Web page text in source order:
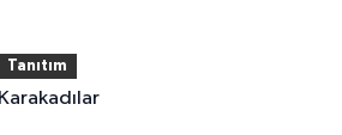
Tanıtım
Karakadılar